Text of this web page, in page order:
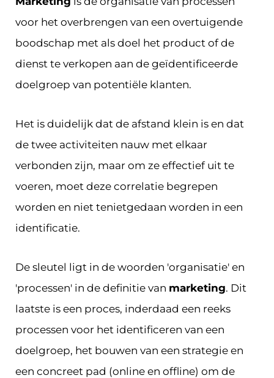
voor het overbrengen van een overtuigende
boodschap met als doel het product of de
dienst te verkopen aan de geïdentificeerde
doelgroep van potentiële klanten.
Het is duidelijk dat de afstand klein is en dat
de twee activiteiten nauw met elkaar
verbonden zijn, maar om ze effectief uit te
voeren, moet deze correlatie begrepen
worden en niet tenietgedaan worden in een
identificatie.
De sleutel ligt in de woorden 'organisatie' en
'processen' in de definitie van marketing. Dit
laatste is een proces, inderdaad een reeks
processen voor het identificeren van een
doelgroep, het bouwen van een strategie en
een concreet pad (online en offline) om de